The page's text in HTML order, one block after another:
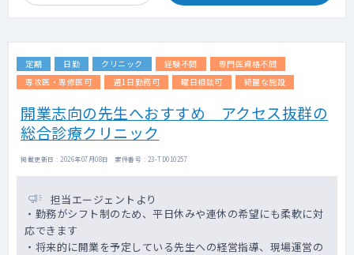
定期 日勤 クリニック 経験不問
専門医資格不問
専攻医・専修医可
週1日勤務可 曜日相談可 綺麗な施設
開業志向の先生へおすすめ アクセス抜群の
総合診療クリニック
掲載更新日 : 2026年07月08日 案件番号 : 23-TD010257
担当エージェントより
・勤務がシフト制のため、平日休みや連休の希望にも柔軟に対
応できます
・将来的に開業を予定している先生への経営指導、現場運営の